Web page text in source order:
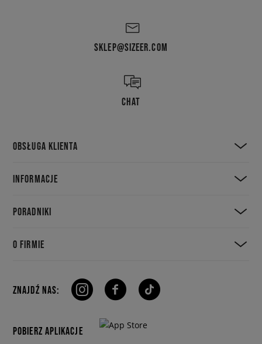
SKLEP@SIZEER.COM
CHAT
OBSŁUGA KLIENTA
INFORMACJE
PORADNIKI
O FIRMIE
ZNAJDŹ NAS:
POBIERZ APLIKACJE